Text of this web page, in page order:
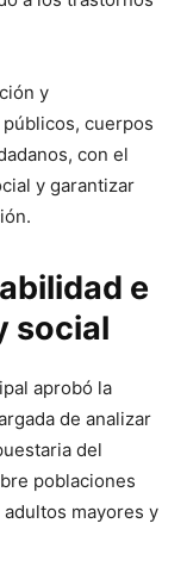
y
cuerpos
con el
y garantizar
e
social
aprobó la
de analizar
del
poblaciones
mayores y